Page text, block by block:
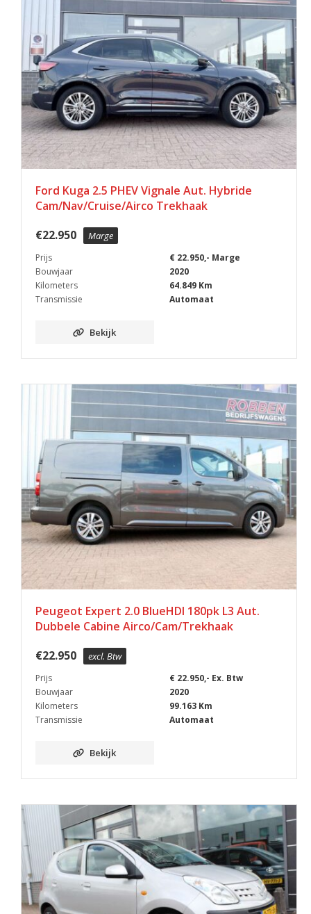
Ford Kuga 2.5 PHEV Vignale Aut. Hybride
Cam/Nav/Cruise/Airco Trekhaak
€22.950 Marge
Prijs
€ 22.950,- Marge
Bouwjaar
2020
Kilometers
64.849 Km
Transmissie
Automaat
Bekijk
Peugeot Expert 2.0 BlueHDI 180pk L3 Aut.
Dubbele Cabine Airco/Cam/Trekhaak
€22.950 excl. Btw
Prijs
€ 22.950,- Ex. Btw
Bouwjaar
2020
Kilometers
99.163 Km
Transmissie
Automaat
Bekijk